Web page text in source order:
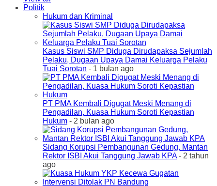
Politik
Hukum dan Kriminal
Kasus Siswi SMP Diduga Dirudapaksa Sejumlah
Pelaku, Dugaan Upaya Damai Keluarga Pelaku
Tuai Sorotan - 1 bulan ago
PT PMA Kembali Digugat Meski Menang di
Pengadilan, Kuasa Hukum Soroti Kepastian
Hukum - 2 bulan ago
Sidang Korupsi Pembangunan Gedung, Mantan
Rektor ISBI Akui Tanggung Jawab KPA- 2 tahun
ago